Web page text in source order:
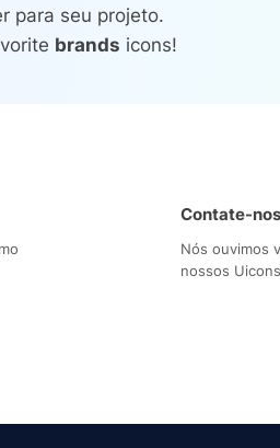
para seu projeto.
brands icons!
Contate-nos
Nós ouvimos
nossos